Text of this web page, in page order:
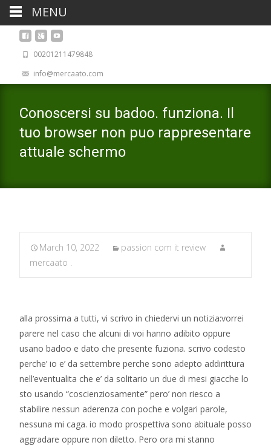
00201211479848
info@mercaato.com
Conoscersi su badoo. funziona. Il
tuo browser non puo rappresentare
attuale schermo
March 10, 2022
passion com it review
mercaato .
alla prossima a tutti, vi scrivo in chiedervi un notizia:vorrei
parere nel caso che alcuni di voi hanno adibito oppure
usano badoo e dato che presente fuziona. scrivo codesto
perche’ io e’ da settembre perche sono adepto addirittura
nell’eventualita che e’ da solitario un due di mesi giacche lo
sto usando “coscienziosamente” pero’ non riesco a
stabilire nessun aderenza con poche e volgari parole,
nessuna mi caga. io modo prospettiva sono abituale posso
aggradare oppure non diletto. Pero ora mi stanno
MENU